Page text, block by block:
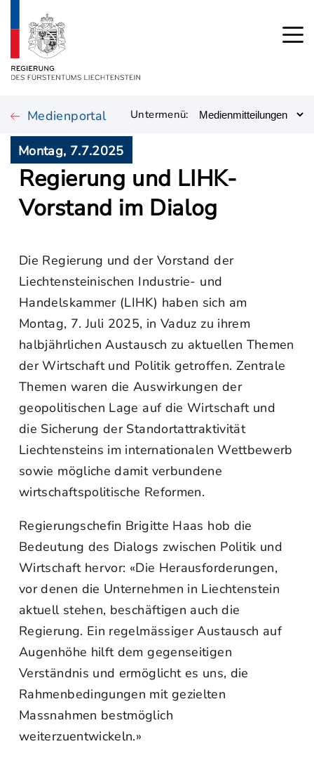
Medienportal Untermenü:
Montag, 7.7.2025
Regierung und LIHK-
Vorstand im Dialog
Die Regierung und der Vorstand der
Liechtensteinischen Industrie- und
Handelskammer (LIHK) haben sich am
Montag, 7. Juli 2025, in Vaduz zu ihrem
halbjährlichen Austausch zu aktuellen Themen
der Wirtschaft und Politik getroffen. Zentrale
Themen waren die Auswirkungen der
geopolitischen Lage auf die Wirtschaft und
die Sicherung der Standortattraktivität
Liechtensteins im internationalen Wettbewerb
sowie mögliche damit verbundene
wirtschaftspolitische Reformen.
Regierungschefin Brigitte Haas hob die
Bedeutung des Dialogs zwischen Politik und
Wirtschaft hervor: «Die Herausforderungen,
vor denen die Unternehmen in Liechtenstein
aktuell stehen, beschäftigen auch die
Regierung. Ein regelmässiger Austausch auf
Augenhöhe hilft dem gegenseitigen
Verständnis und ermöglicht es uns, die
Rahmenbedingungen mit gezielten
Massnahmen bestmöglich
weiterzuentwickeln.»